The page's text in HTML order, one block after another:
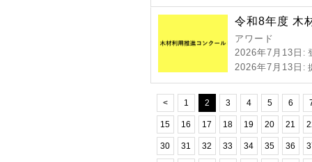
令和8年度 木
アワード
2026年7月13日 :
2026年7月13日 :
< 1 2 3 4 5 6
15 16 17 18 19 20 21
30 31 32 33 34 35 36